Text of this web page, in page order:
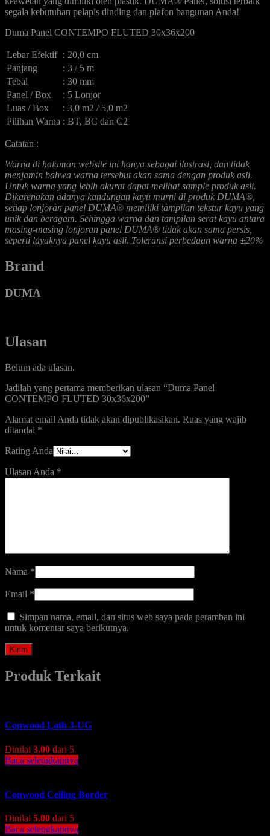
segala kebutuhan pelapis dinding dan plafon bangunan Anda!
Duma Panel CONTEMPO FLUTED 30x36x200
Lebar Efektif : 20,0 cm
Panjang
: 3 / 5 m
Tebal
: 30 mm
Panel / Box
: 5 Lonjor
Luas / Box
: 3,0 m2 / 5,0 m2
Pilihan Warna : BT, BC dan C2
Catatan :
Warna di halaman website ini hanya sebagai ilustrasi, dan tidak
menjamin bahwa warna tersebut akan sama dengan produk asli.
Untuk warna yang lebih akurat dapat melihat sample produk asli.
Dikarenakan adanya kandungan kayu murni di produk DUMA®,
setiap lonjoran panel DUMA® memiliki tampilan tekstur kayu yang
unik dan beragam. Sehingga warna dan tampilan serat kayu antara
masing-masing lonjoran panel DUMA® tidak akan sama persis,
seperti layaknya panel kayu asli. Toleransi perbedaan warna ±20%
Brand
DUMA
Ulasan
Belum ada ulasan.
Jadilah yang pertama memberikan ulasan “Duma Panel
CONTEMPO FLUTED 30x36x200”
Alamat email Anda tidak akan dipublikasikan. Ruas yang wajib
ditandai *
Rating Anda
Ulasan Anda *
Nama *
Email *
Simpan nama, email, dan situs web saya pada peramban ini
untuk komentar saya berikutnya.
Produk Terkait
Conwood Lath 3-UG
Dinilai 3.00 dari 5
Baca selengkapnya
Conwood Ceiling Border
Dinilai 5.00 dari 5
Baca selengkapnya